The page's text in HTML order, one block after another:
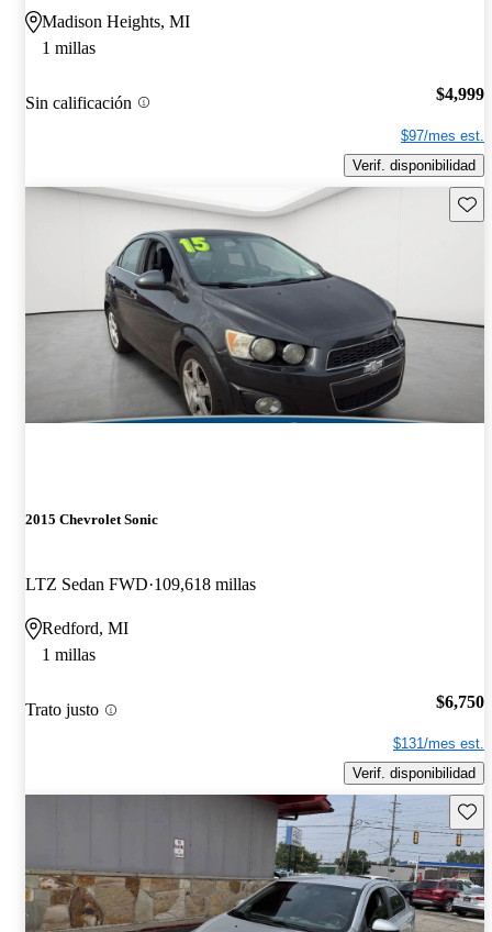
Madison Heights, MI
1 millas
Sin calificación $4,999
$97/mes est.
Verif. disponibilidad
2015 Chevrolet Sonic
LTZ Sedan FWD 109,618 millas
Redford, MI
1 millas
Trato justo $6,750
$131/mes est.
Verif. disponibilidad